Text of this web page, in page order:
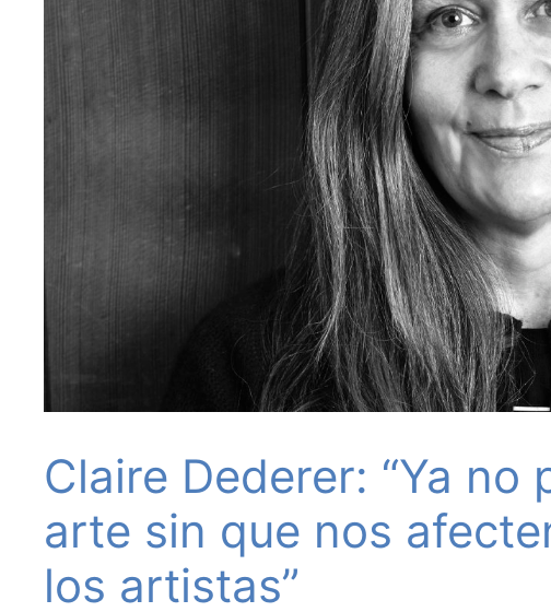
Claire Dederer: “Ya
arte sin que nos
los artistas”